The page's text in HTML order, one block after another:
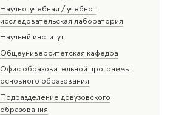
Научно-учебная / учебно-
исследовательская лаборатория
Научный институт
Общеуниверситетская кафедра
Офис образовательной программы
основного образования
Подразделение довузовского
образования